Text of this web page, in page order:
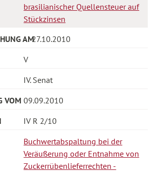
brasilianischer Quellensteuer auf
Stückzinsen
27.10.2010
V
IV. Senat
09.09.2010
IV R 2/10
Buchwertabspaltung bei der
Veräußerung oder Entnahme von
Zuckerrübenlieferrechten -